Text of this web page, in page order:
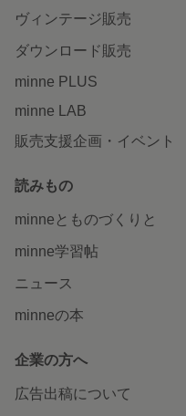
ヴィンテージ販売
ダウンロード販売
minne PLUS
minne LAB
販売支援企画・イベント
読みもの
minneとものづくりと
minne学習帖
ニュース
minneの本
企業の方へ
広告出稿について